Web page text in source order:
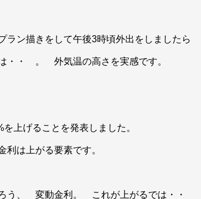
ン描きをして午後3時頃外出をしましたら
・ 。 外気温の高さを実感です。
上げることを発表しました。
は上がる要素です。
う、 変動金利。 これが上がるでは・・